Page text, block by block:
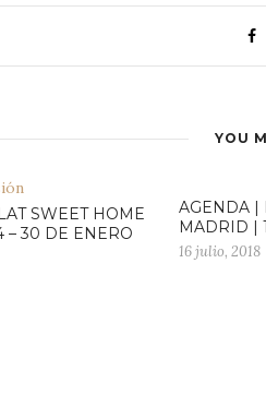
YOU
SWEET HOME
– 30 DE ENERO
AGENDA |
MADRID |
16 julio, 2018